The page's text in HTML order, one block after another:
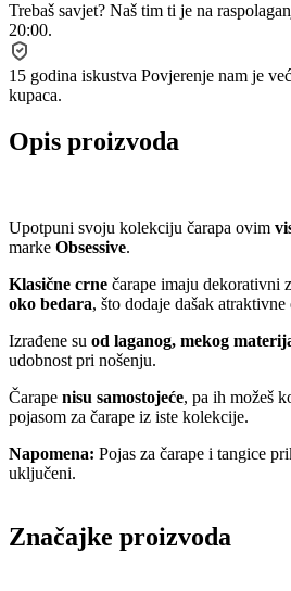
Trebaš savjet? Naš tim ti je na
20:00.
15 godina iskustva Povjerenje nam je
kupaca.
Opis proizvoda
Upotpuni svoju kolekciju čarapa ovim
marke Obsessive.
Klasične crne čarape imaju dekorativni
oko bedara, što dodaje dašak atraktivne
Izrađene su od laganog, mekog
udobnost pri nošenju.
Čarape nisu samostojeće, pa ih možeš
pojasom za čarape iz iste kolekcije.
Napomena: Pojas za čarape i tangice
uključeni.
Značajke proizvoda